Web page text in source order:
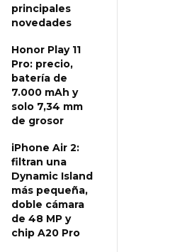
principales
novedades
Honor Play 11
Pro: precio,
batería de
7.000 mAh y
solo 7,34 mm
de grosor
iPhone Air 2:
filtran una
Dynamic Island
más pequeña,
doble cámara
de 48 MP y
chip A20 Pro